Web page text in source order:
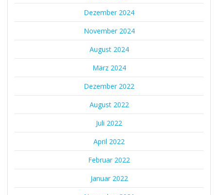
Dezember 2024
November 2024
August 2024
März 2024
Dezember 2022
August 2022
Juli 2022
April 2022
Februar 2022
Januar 2022